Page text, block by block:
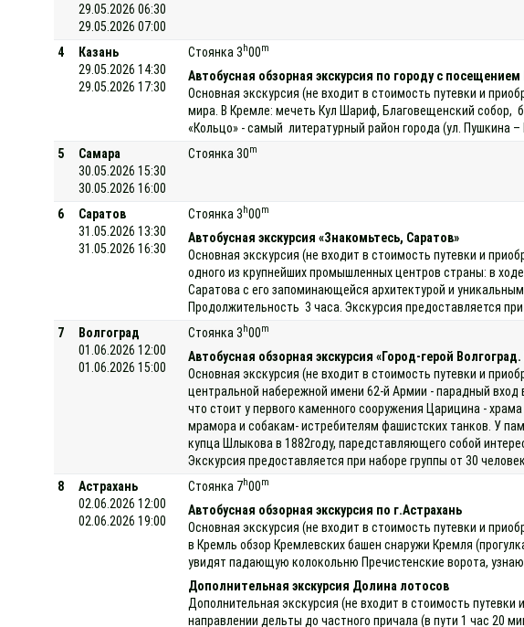
29.05.2026 06:30
29.05.2026 07:00
4
Казань
29.05.2026 14:30
29.05.2026 17:30
Стоянка 3 h00m
Автобусная обзорная экскурсия по городу с
Основная экскурсия (не входит в стоимость путевки и
мира. В Кремле: мечеть Кул Шариф, Благовещенский собор,
«Кольцо» - самый литературный район города (ул. Пушкина
5
Самара
30.05.2026 15:30
30.05.2026 16:00
Стоянка 30m
6
Саратов
31.05.2026 13:30
31.05.2026 16:30
Стоянка 3 h00m
Автобусная экскурсия «Знакомьтесь, Саратов»
Основная экскурсия (не входит в стоимость путевки и
одного из крупнейших промышленных центров страны: в
Саратова с его запоминающейся архитектурой и
Продолжительность 3 часа. Экскурсия предоставляется
7
Волгоград
01.06.2026 12:00
01.06.2026 15:00
Стоянка 3 h00m
Автобусная обзорная экскурсия «Город-герой
Основная экскурсия (не входит в стоимость путевки и
центральной набережной имени 62-й Армии - парадный вход
что стоит у первого каменного сооружения Царицина -
мрамора и собакам- истребителям фашистских танков. У
купца Шлыкова в 1882году, паредставляющего собой
Экскурсия предоставляется при наборе группы от 30
8
Астрахань
02.06.2026 12:00
02.06.2026 19:00
Стоянка 7h00m
Автобусная обзорная экскурсия по г.Астрахань
Основная экскурсия (не входит в стоимость путевки и
в Кремль обзор Кремлевских башен снаружи Кремля
увидят падающую колокольню Пречистенские ворота,
Дополнительная экскурсия Долина лотосов
Дополнительная экскурсия (не входит в стоимость
направлении дельты до частного причала (в пути 1 час 20